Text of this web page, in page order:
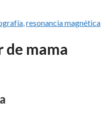
,resonancia magnética
mama